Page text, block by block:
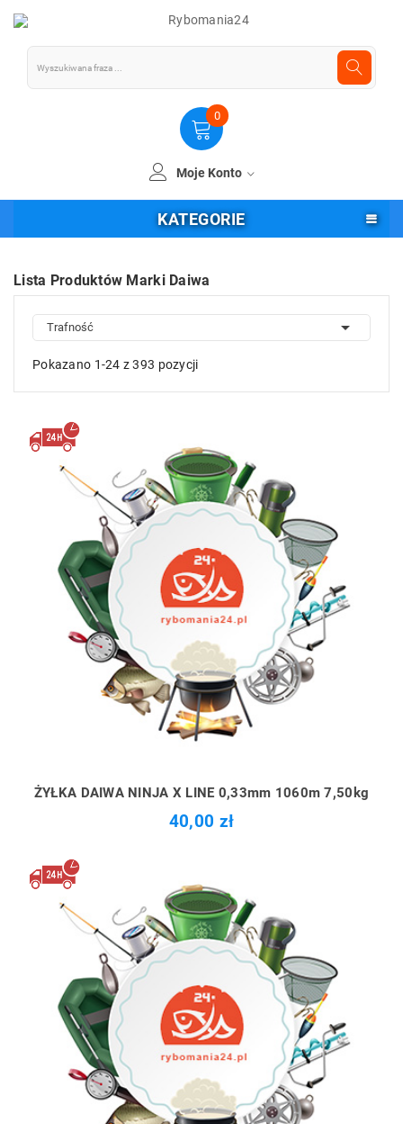
0
Moje Konto
KATEGORIE
Lista Produktów Marki Daiwa
Trafność 
Pokazano 1-24 z 393 pozycji
ŻYŁKA DAIWA NINJA X LINE 0,33mm 1060m 7,50kg
40,00 zł